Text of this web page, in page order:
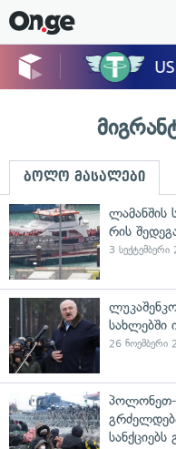
ბოლო მასალები
ლამანშის
რის
3
სახლებში
26 ნოემბერი
პოლონეთ-